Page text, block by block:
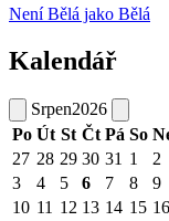
Není Bělá jako Bělá
Kalendář
Srpen2026
Po Út St Čt Pá So
27 28 29 30 31 1
2
3
4 5 6 7 8
9
10 11 12 13 14 15 16